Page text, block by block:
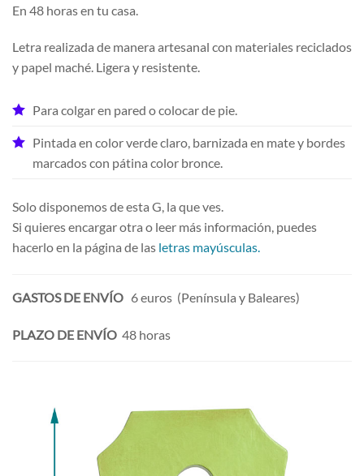
En 48 horas en tu casa.
Letra realizada de manera artesanal con materiales reciclados
y papel maché. Ligera y resistente.
Para colgar en pared o colocar de pie.
Pintada en color verde claro, barnizada en mate y bordes
marcados con pátina color bronce.
Solo disponemos de esta G, la que ves.
Si quieres encargar otra o leer más información, puedes
hacerlo en la página de las letras mayúsculas.
GASTOS DE ENVÍO 6 euros (Península y Baleares)
PLAZO DE ENVÍO 48 horas